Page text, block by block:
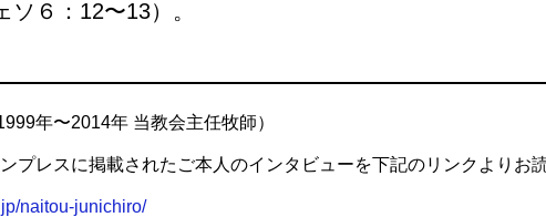
６：12〜13）。
年〜2014年 当教会主任牧師）
プレスに掲載されたご本人のインタビューを下記のリンクよりお
naitou-junichiro/